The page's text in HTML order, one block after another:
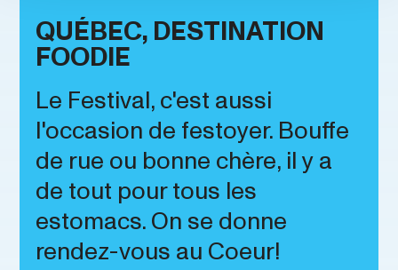
QUÉBEC, DESTINATION
FOODIE
Le Festival, c'est aussi
l'occasion de festoyer. Bouffe
de rue ou bonne chère, il y a
de tout pour tous les
estomacs. On se donne
rendez-vous au Coeur!